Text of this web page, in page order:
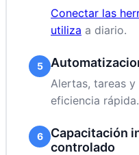
Conectar las
utiliza a diario.
5
Alertas, tareas
eficiencia rápida.
6
Capacitación
controlado